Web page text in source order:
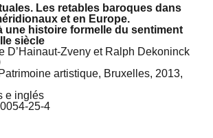
Les retables baroques dans
et en Europe.
une histoire formelle du sentiment
siècle
D’Hainaut-Zveny et Ralph Dekoninck
artistique, Bruxelles, 2013,
e inglés
25-4